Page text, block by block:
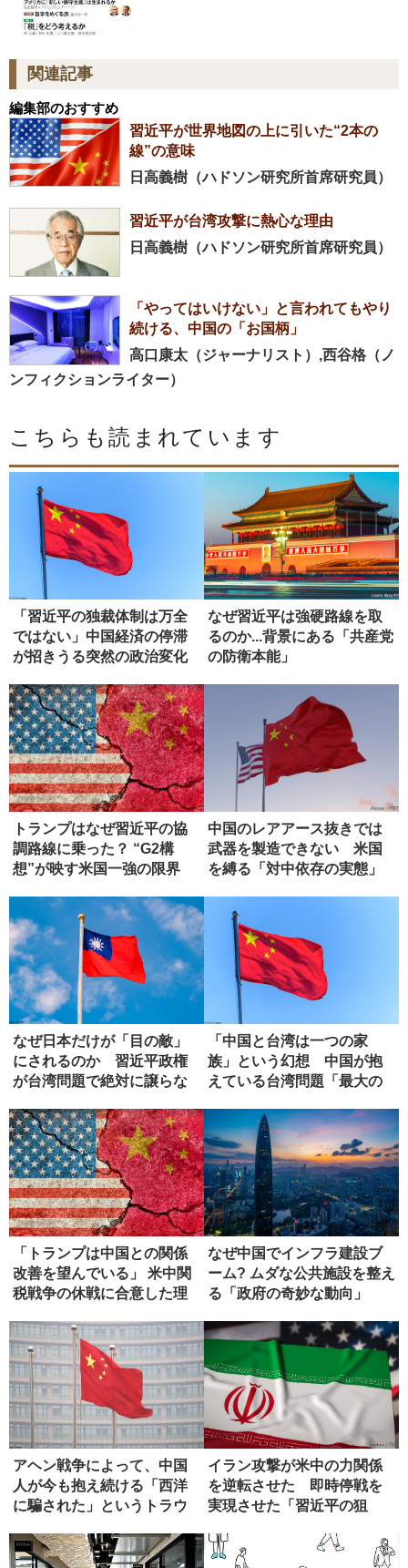
関連記事
編集部のおすすめ
習近平が世界地図の上に引いた“2本の
線”の意味
日高義樹（ハドソン研究所首席研究員）
習近平が台湾攻撃に熱心な理由
日高義樹（ハドソン研究所首席研究員）
「やってはいけない」と言われてもやり
続ける、中国の「お国柄」
高口康太（ジャーナリスト）,西谷格（ノ
ンフィクションライター）
こちらも読まれています
「習近平の独裁体制は万全
ではない」中国経済の停滞
が招きうる突然の政治変化
なぜ習近平は強硬路線を取
るのか...背景にある「共産党
の防衛本能」
トランプはなぜ習近平の協
調路線に乗った？ “G2構
想”が映す米国一強の限界
中国のレアアース抜きでは
武器を製造できない 米国
を縛る「対中依存の実態」
なぜ日本だけが「目の敵」
にされるのか 習近平政権
が台湾問題で絶対に譲らな
「中国と台湾は一つの家
族」という幻想 中国が抱
えている台湾問題「最大の
「トランプは中国との関係
改善を望んでいる」 米中関
税戦争の休戦に合意した理
なぜ中国でインフラ建設ブ
ーム? ムダな公共施設を整え
る「政府の奇妙な動向」
アヘン戦争によって、中国
人が今も抱え続ける「西洋
に騙された」というトラウ
イラン攻撃が米中の力関係
を逆転させた 即時停戦を
実現させた「習近平の狙